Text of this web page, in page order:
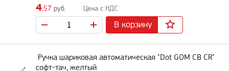
4,57 руб.
В корзину
Ручка шариковая автоматическая "Dot GOM CB CR"
софт-тач, желтый